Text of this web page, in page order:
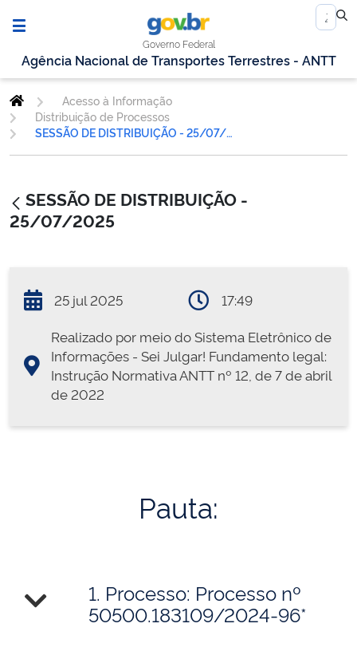
Governo Federal
Agência Nacional de Transportes Terrestres - ANTT
Acesso à Informação
Distribuição de Processos
SESSÃO DE DISTRIBUIÇÃO - 25/07/2025
SESSÃO DE DISTRIBUIÇÃO -
25/07/2025
25 jul 2025
17:49
Realizado por meio do Sistema Eletrônico de
Informações - Sei Julgar! Fundamento legal:
Instrução Normativa ANTT nº 12, de 7 de abril
de 2022
Pauta:
1. Processo: Processo nº
50500.183109/2024-96*